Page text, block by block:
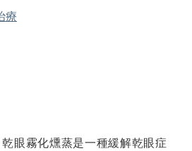
療
乾眼霧化燻蒸是一種緩解乾眼症